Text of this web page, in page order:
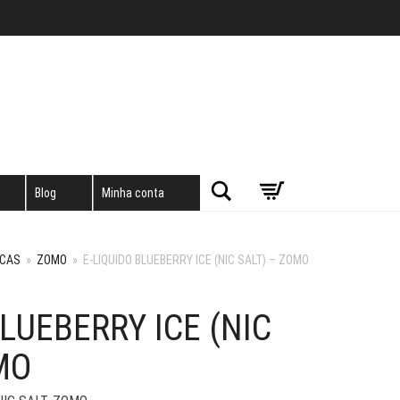
Blog Minha conta Pesquisar
» ZOMO » E-LIQUIDO BLUEBERRY ICE (NIC SALT) – ZOMO
ICE (NIC